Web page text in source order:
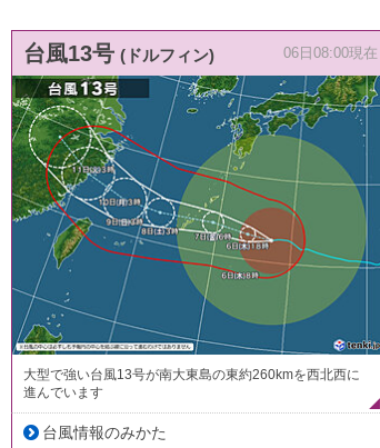
台風13号 (ドルフィン) 06日08:00現在
大型で強い台風13号が南大東島の東約260kmを西北西に
進んでいます
台風情報のみかた